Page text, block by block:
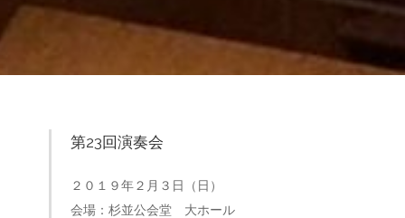
第23回演奏会
２０１９年２月３日（日）
会場：杉並公会堂 大ホール